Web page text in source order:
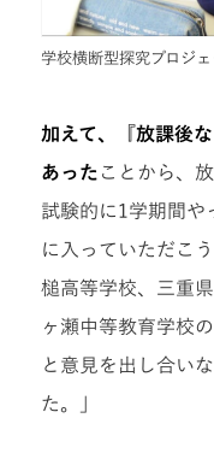
学校横断型探究プロジ
加えて、『放課後
あった ことから、
試験的に1学期間や
に入っていただこ
槌高等学校、三重
ヶ瀬中等教育学校
と意見を出し合い
た。」